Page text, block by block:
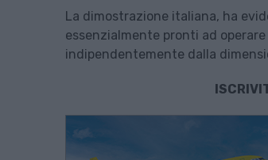
La dimostrazione italiana, ha
essenzialmente pronti ad
indipendentemente dalla